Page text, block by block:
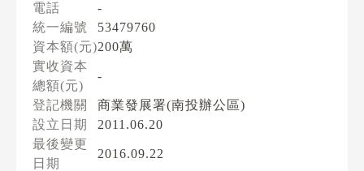
電話
-
統一編號
53479760
資本額(元)200萬
實收資本
總額(元)
-
登記機關
商業發展署(南投辦公區)
設立日期
2011.06.20
最後變更
日期
2016.09.22